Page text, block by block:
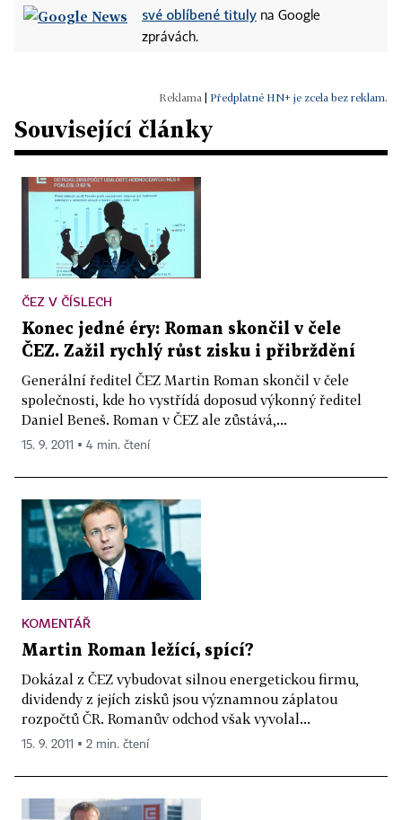
své oblíbené tituly na Google
zprávách.
Předplatné HN+ je zcela bez reklam.
Související články
ČEZ V ČÍSLECH
Konec jedné éry: Roman skončil v čele
ČEZ. Zažil rychlý růst zisku i přibrždění
Generální ředitel ČEZ Martin Roman skončil v čele
společnosti, kde ho vystřídá doposud výkonný ředitel
Daniel Beneš. Roman v ČEZ ale zůstává,...
15. 9. 2011 ▪ 4 min. čtení
KOMENTÁŘ
Martin Roman ležící, spící?
Dokázal z ČEZ vybudovat silnou energetickou firmu,
dividendy z jejích zisků jsou významnou záplatou
rozpočtů ČR. Romanův odchod však vyvolal...
15. 9. 2011 ▪ 2 min. čtení